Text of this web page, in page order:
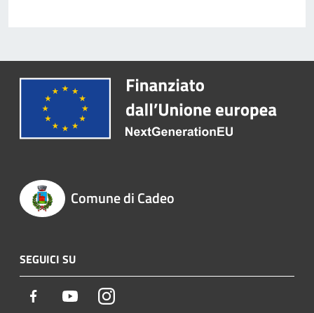
Comune di Cadeo
SEGUICI SU
Facebook YoutubeInstagram